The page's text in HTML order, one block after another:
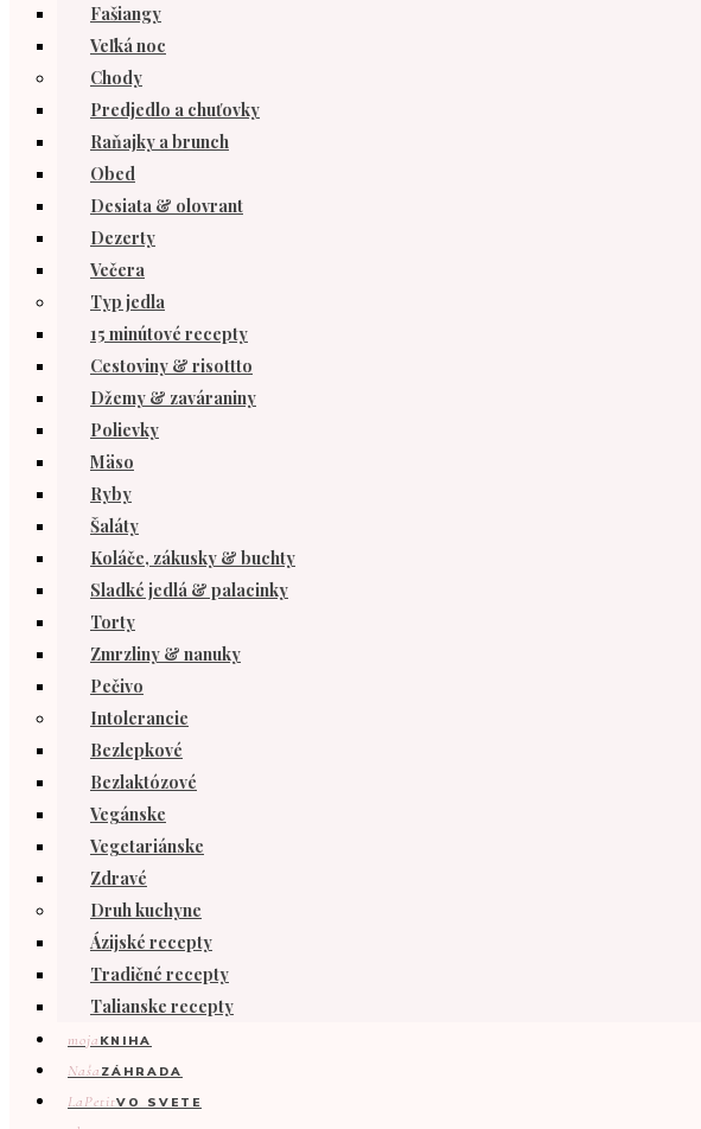
Fašiangy
Veľká noc
Chody
Predjedlo a chuťovky
Raňajky a brunch
Obed
Desiata & olovrant
Dezerty
Večera
Typ jedla
15 minútové recepty
Cestoviny & risottto
Džemy & zaváraniny
Polievky
Mäso
Ryby
Šaláty
Koláče, zákusky & buchty
Sladké jedlá & palacinky
Torty
Zmrzliny & nanuky
Pečivo
Intolerancie
Bezlepkové
Bezlaktózové
Vegánske
Vegetariánske
Zdravé
Druh kuchyne
Ázijské recepty
Tradičné recepty
Talianske recepty
moja KNIHA
Naša ZÁHRADA
LaPetitVO SVETE